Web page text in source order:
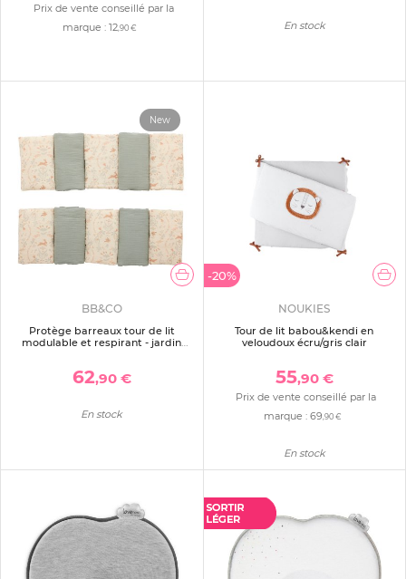
Prix de vente conseillé par la
marque :12 ,90 € En stock
New
BB&CO
Protège barreaux tour de lit
modulable et respirant - jardin
62,90 €
En stock
-20%
NOUKIES
Tour de lit babou&kendi en
veloudoux écru/gris clair
55,90 €
Prix de vente conseillé par la
marque : 69 ,90 €
En stock